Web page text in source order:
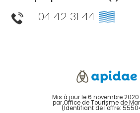
04 42 31 44 ▒▒
Mis à jour le 6 novembre 2020
par Office de Tourisme de
(Identifiant de l'offre: